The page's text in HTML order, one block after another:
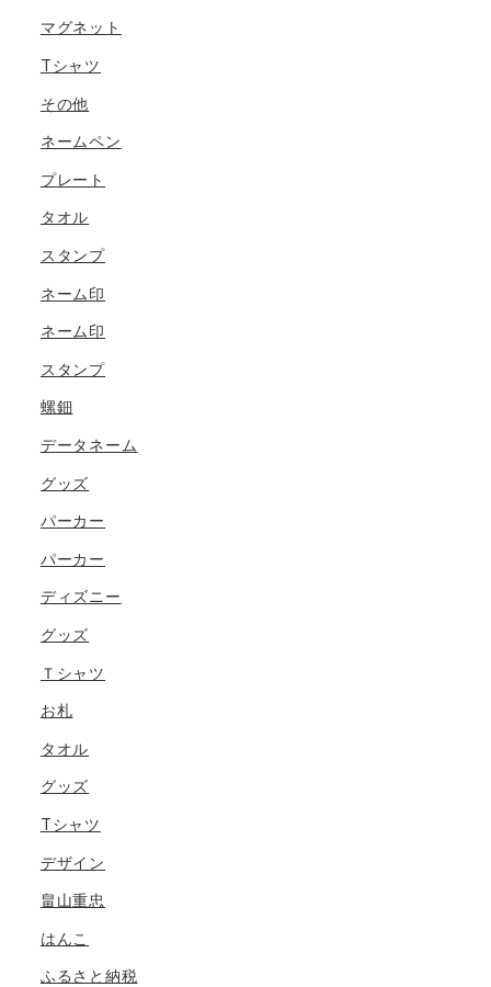
マグネット
Tシャツ
その他
ネームペン
プレート
タオル
スタンプ
ネーム印
ネーム印
スタンプ
螺鈿
データネーム
グッズ
パーカー
パーカー
ディズニー
グッズ
Ｔシャツ
お札
タオル
グッズ
Tシャツ
デザイン
畠山重忠
はんこ
ふるさと納税